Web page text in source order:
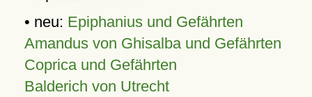
• neu: Epiphanius und Gefährten
Amandus von Ghisalba und Gefährten
Coprica und Gefährten
Balderich von Utrecht